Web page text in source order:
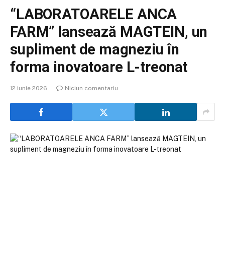
“LABORATOARELE ANCA
FARM” lansează MAGTEIN, un
supliment de magneziu în
forma inovatoare L-treonat
12 iunie 2026 Niciun comentariu